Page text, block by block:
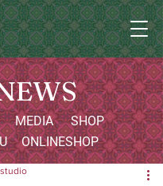
MEDIA
SHOP
ONLINESHOP